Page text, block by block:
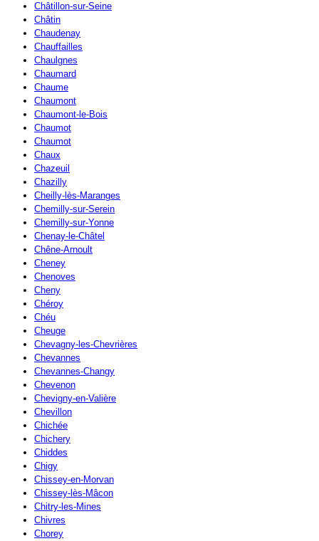
Châtillon-sur-Seine
Châtin
Chaudenay
Chauffailles
Chaulgnes
Chaumard
Chaume
Chaumont
Chaumont-le-Bois
Chaumot
Chaumot
Chaux
Chazeuil
Chazilly
Cheilly-lès-Maranges
Chemilly-sur-Serein
Chemilly-sur-Yonne
Chenay-le-Châtel
Chêne-Arnoult
Cheney
Chenoves
Cheny
Chéroy
Chéu
Cheuge
Chevagny-les-Chevrières
Chevannes
Chevannes-Changy
Chevenon
Chevigny-en-Valière
Chevillon
Chichée
Chichery
Chiddes
Chigy
Chissey-en-Morvan
Chissey-lès-Mâcon
Chitry-les-Mines
Chivres
Chorey